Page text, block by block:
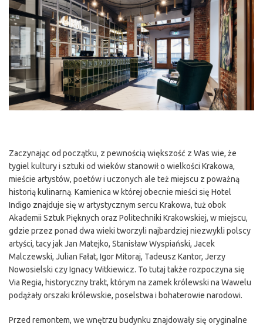
Zaczynając od początku, z pewnością większość z Was wie, że
tygiel kultury i sztuki od wieków stanowił o wielkości Krakowa,
mieście artystów, poetów i uczonych ale też miejscu z poważną
historią kulinarną. Kamienica w której obecnie mieści się Hotel
Indigo znajduje się w artystycznym sercu Krakowa, tuż obok
Akademii Sztuk Pięknych oraz Politechniki Krakowskiej, w miejscu,
gdzie przez ponad dwa wieki tworzyli najbardziej niezwykli polscy
artyści, tacy jak Jan Matejko, Stanisław Wyspiański, Jacek
Malczewski, Julian Fałat, Igor Mitoraj, Tadeusz Kantor, Jerzy
Nowosielski czy Ignacy Witkiewicz. To tutaj także rozpoczyna się
Via Regia, historyczny trakt, którym na zamek królewski na Wawelu
podążały orszaki królewskie, poselstwa i bohaterowie narodowi.
Przed remontem, we wnętrzu budynku znajdowały się oryginalne